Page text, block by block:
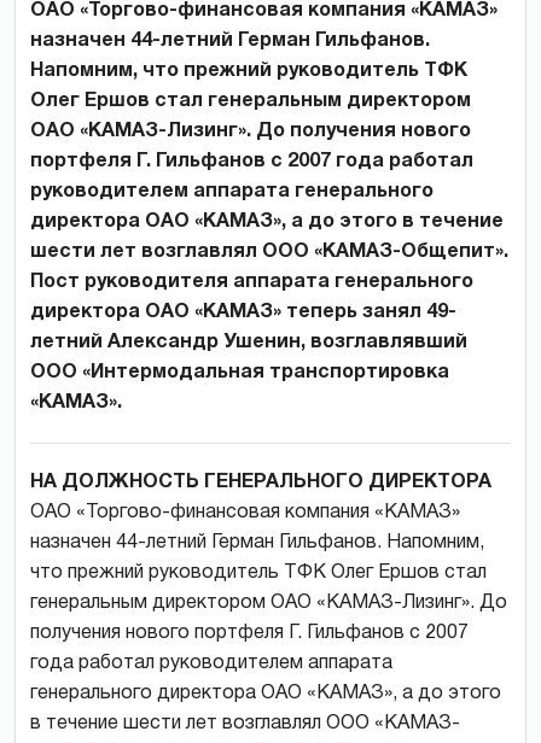
ОАО «Торгово-финансовая компания «КАМАЗ»
назначен 44-летний Герман Гильфанов.
Напомним, что прежний руководитель ТФК
Олег Ершов стал генеральным директором
ОАО «КАМАЗ-Лизинг». До получения нового
портфеля Г. Гильфанов с 2007 года работал
руководителем аппарата генерального
директора ОАО «КАМАЗ», а до этого в течение
шести лет возглавлял ООО «КАМАЗ-Общепит».
Пост руководителя аппарата генерального
директора ОАО «КАМАЗ» теперь занял 49-
летний Александр Ушенин, возглавлявший
ООО «Интермодальная транспортировка
«КАМАЗ».
НА ДОЛЖНОСТЬ ГЕНЕРАЛЬНОГО ДИРЕКТОРА
ОАО «Торгово-финансовая компания «КАМАЗ»
назначен 44-летний Герман Гильфанов. Напомним,
что прежний руководитель ТФК Олег Ершов стал
генеральным директором ОАО «КАМАЗ-Лизинг». До
получения нового портфеля Г. Гильфанов с 2007
года работал руководителем аппарата
генерального директора ОАО «КАМАЗ», а до этого
в течение шести лет возглавлял ООО «КАМАЗ-